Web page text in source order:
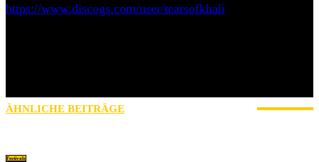
https://www.discogs.com/user/tearsofkhali
ÄHNLICHE BEITRÄGE
Festivals